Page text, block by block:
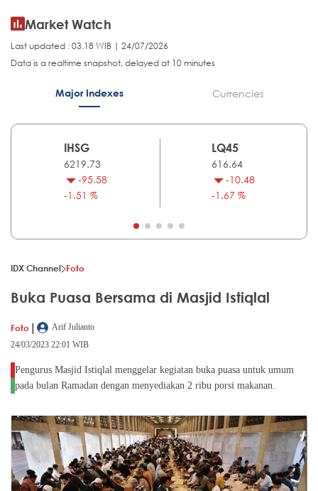
Market Watch
Last updated : 03.18 WIB | 24/07/2026
Data is a realtime snapshot, delayed at 10 minutes
Major Indexes Currencies
IHSG
6219.73
-95.58
-1.51 %
LQ45
616.64
-10.48
-1.67 %
IDX Channel Foto
Buka Puasa Bersama di Masjid Istiqlal
Foto |
Arif Julianto
24/03/2023 22:01 WIB
Pengurus Masjid Istiqlal menggelar kegiatan buka puasa untuk umum
pada bulan Ramadan dengan menyediakan 2 ribu porsi makanan.